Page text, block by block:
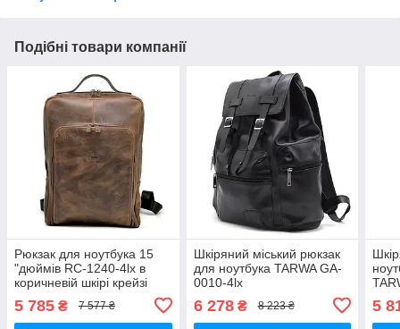
Подібні товари компанії
Рюкзак для ноутбука 15
"дюймів RC-1240-4lx в
коричневій шкірі крейзі
5 785 ₴ 7 577 ₴
Шкіряний міський рюкзак
для ноутбука TARWA GA-
0010-4lx
6 278₴ 8 223 ₴ 5